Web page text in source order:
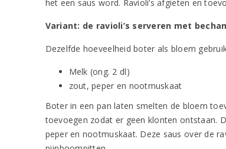
het een saus word. Ravioli’s afgieten en
Variant: de ravioli’s serveren met
Dezelfde hoeveelheid boter als bloem
Melk (ong. 2 dl)
zout, peper en nootmuskaat
Boter in een pan laten smelten de bloem
toevoegen zodat er geen klonten ontstaan.
peper en nootmuskaat. Deze saus over de